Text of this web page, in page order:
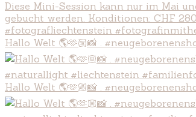
Hallo Welt 🌎🫶🏼📸 .
Hallo Welt 🌎🫶🏼📸 .